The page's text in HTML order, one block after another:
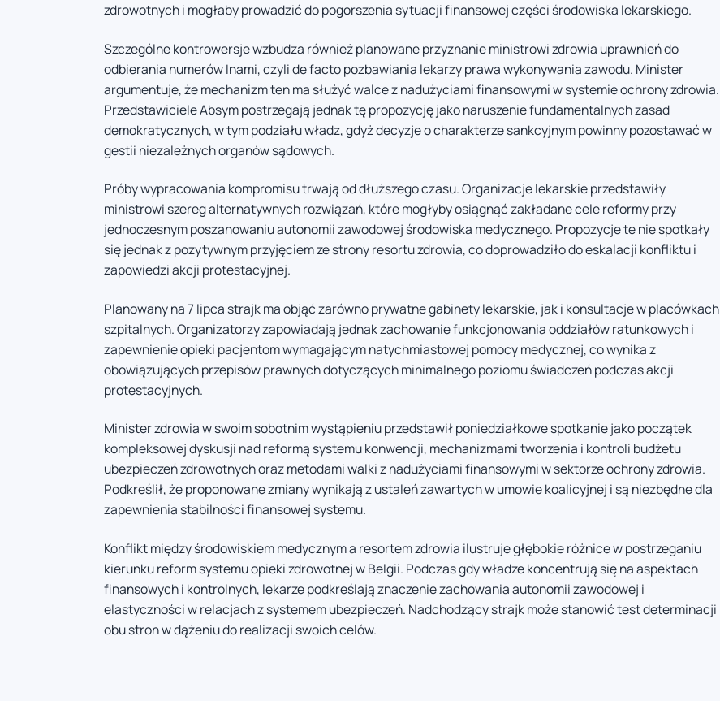
zdrowotnych i mogłaby prowadzić do pogorszenia sytuacji finansowej części środowiska lekarskiego.
Szczególne kontrowersje wzbudza również planowane przyznanie ministrowi zdrowia uprawnień do
odbierania numerów Inami, czyli de facto pozbawiania lekarzy prawa wykonywania zawodu. Minister
argumentuje, że mechanizm ten ma służyć walce z nadużyciami finansowymi w systemie ochrony zdrowia.
Przedstawiciele Absym postrzegają jednak tę propozycję jako naruszenie fundamentalnych zasad
demokratycznych, w tym podziału władz, gdyż decyzje o charakterze sankcyjnym powinny pozostawać w
gestii niezależnych organów sądowych.
Próby wypracowania kompromisu trwają od dłuższego czasu. Organizacje lekarskie przedstawiły
ministrowi szereg alternatywnych rozwiązań, które mogłyby osiągnąć zakładane cele reformy przy
jednoczesnym poszanowaniu autonomii zawodowej środowiska medycznego. Propozycje te nie spotkały
się jednak z pozytywnym przyjęciem ze strony resortu zdrowia, co doprowadziło do eskalacji konfliktu i
zapowiedzi akcji protestacyjnej.
Planowany na 7 lipca strajk ma objąć zarówno prywatne gabinety lekarskie, jak i konsultacje w placówkach
szpitalnych. Organizatorzy zapowiadają jednak zachowanie funkcjonowania oddziałów ratunkowych i
zapewnienie opieki pacjentom wymagającym natychmiastowej pomocy medycznej, co wynika z
obowiązujących przepisów prawnych dotyczących minimalnego poziomu świadczeń podczas akcji
protestacyjnych.
Minister zdrowia w swoim sobotnim wystąpieniu przedstawił poniedziałkowe spotkanie jako początek
kompleksowej dyskusji nad reformą systemu konwencji, mechanizmami tworzenia i kontroli budżetu
ubezpieczeń zdrowotnych oraz metodami walki z nadużyciami finansowymi w sektorze ochrony zdrowia.
Podkreślił, że proponowane zmiany wynikają z ustaleń zawartych w umowie koalicyjnej i są niezbędne dla
zapewnienia stabilności finansowej systemu.
Konflikt między środowiskiem medycznym a resortem zdrowia ilustruje głębokie różnice w postrzeganiu
kierunku reform systemu opieki zdrowotnej w Belgii. Podczas gdy władze koncentrują się na aspektach
finansowych i kontrolnych, lekarze podkreślają znaczenie zachowania autonomii zawodowej i
elastyczności w relacjach z systemem ubezpieczeń. Nadchodzący strajk może stanowić test determinacji
obu stron w dążeniu do realizacji swoich celów.